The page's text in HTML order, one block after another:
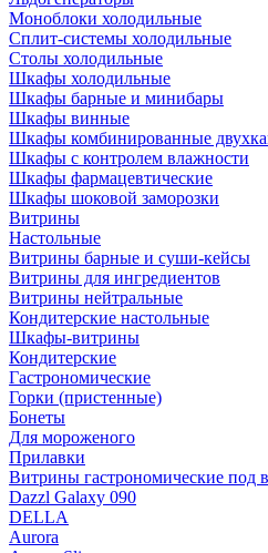
Моноблоки холодильные
Сплит-системы холодильные
Столы холодильные
Шкафы холодильные
Шкафы барные и минибары
Шкафы винные
Шкафы комбинированные
Шкафы с контролем влажности
Шкафы фармацевтические
Шкафы шоковой заморозки
Витрины
Настольные
Витрины барные и суши-кейсы
Витрины для ингредиентов
Витрины нейтральные
Кондитерские настольные
Шкафы-витрины
Кондитерские
Гастрономические
Горки (пристенные)
Бонеты
Для мороженого
Прилавки
Витрины гастрономические под
Dazzl Galaxy 090
DELLA
Aurora